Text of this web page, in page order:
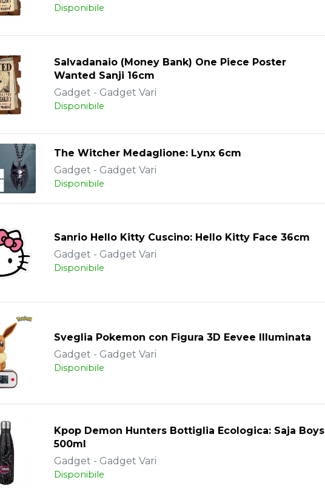
Disponibile
Salvadanaio (Money Bank) One Piece Poster
Wanted Sanji 16cm
Gadget - Gadget Vari
Disponibile
The Witcher Medaglione: Lynx 6cm
Gadget - Gadget Vari
Disponibile
Sanrio Hello Kitty Cuscino: Hello Kitty Face 36cm
Gadget - Gadget Vari
Disponibile
Sveglia Pokemon con Figura 3D Eevee Illuminata
Gadget - Gadget Vari
Disponibile
Kpop Demon Hunters Bottiglia Ecologica: Saja Boys
500ml
Gadget - Gadget Vari
Disponibile